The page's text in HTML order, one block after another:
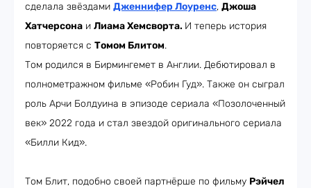
сделала звёздами Дженнифер Лоуренс, Джоша
Хатчерсона и Лиама Хемсворта. И теперь история
повторяется с Томом Блитом.
Том родился в Бирмингемет в Англии. Дебютировал в
полнометражном фильме «Робин Гуд». Также он сыграл
роль Арчи Болдуина в эпизоде сериала «Позолоченный
век» 2022 года и стал звездой оригинального сериала
«Билли Кид».
Том Блит, подобно своей партнёрше по фильму Рэйчел